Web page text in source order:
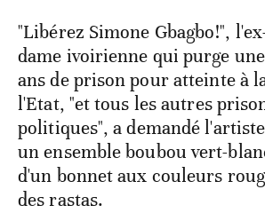
"Libérez Simone Gbagbo!",
dame ivoirienne qui purge
ans de prison pour atteinte à
l'Etat, "et tous les autres
politiques", a demandé
un ensemble boubou vert-
d'un bonnet aux couleurs
des rastas.